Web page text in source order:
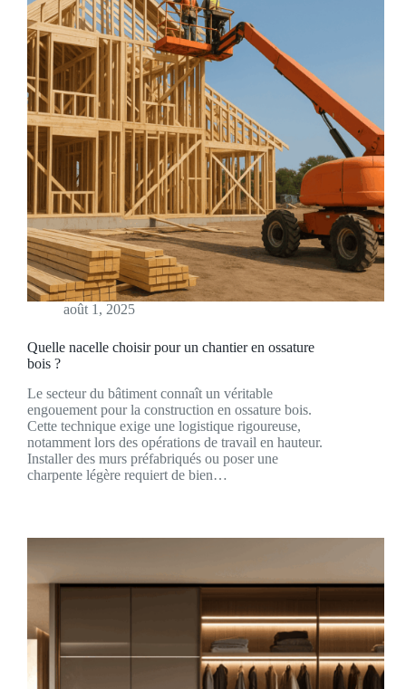
août 1, 2025
Quelle nacelle choisir pour un chantier en ossature
bois ?
Le secteur du bâtiment connaît un véritable
engouement pour la construction en ossature bois.
Cette technique exige une logistique rigoureuse,
notamment lors des opérations de travail en hauteur.
Installer des murs préfabriqués ou poser une
charpente légère requiert de bien…